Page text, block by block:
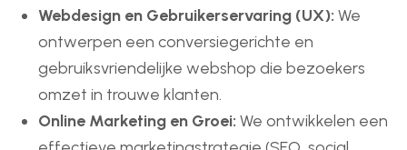
Webdesign en Gebruikerservaring (UX): We
ontwerpen een conversiegerichte en
gebruiksvriendelijke webshop die bezoekers
omzet in trouwe klanten.
Online Marketing en Groei: We ontwikkelen een